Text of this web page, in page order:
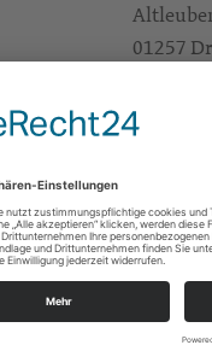
01257
Infos
https://
Alle
01257
https://